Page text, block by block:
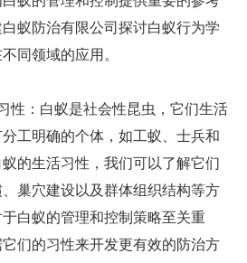
蚁防治有限公司探讨白蚁行为学
同领域的应用。
：白蚁是社会性昆虫，它们生活
工明确的个体，如工蚁、士兵和
的生活习性，我们可以了解它们
巢穴建设以及群体组织结构等方
白蚁的管理和控制策略至关重
们的习性来开发更有效的防治方